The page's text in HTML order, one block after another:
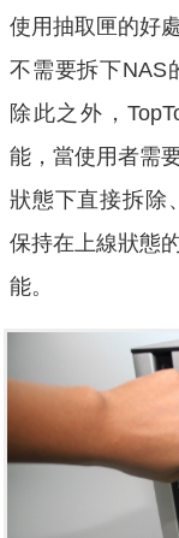
使用抽取匣的好
不需要拆下NAS
除此之外，
能，當使用者需
狀態下直接拆除
保持在上線狀態
能。